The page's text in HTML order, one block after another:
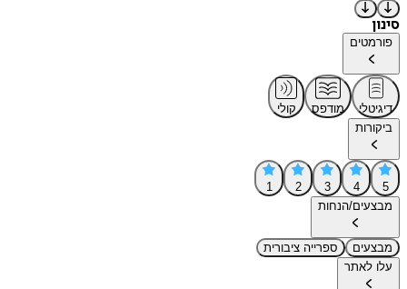
סינון
פורמטים
דיגיטלי מודפס
קולי
ביקורות
5
4
3
2
1
מבצעים/הנחות
מבצעים
ספרייה ציבורית
עלו לאתר